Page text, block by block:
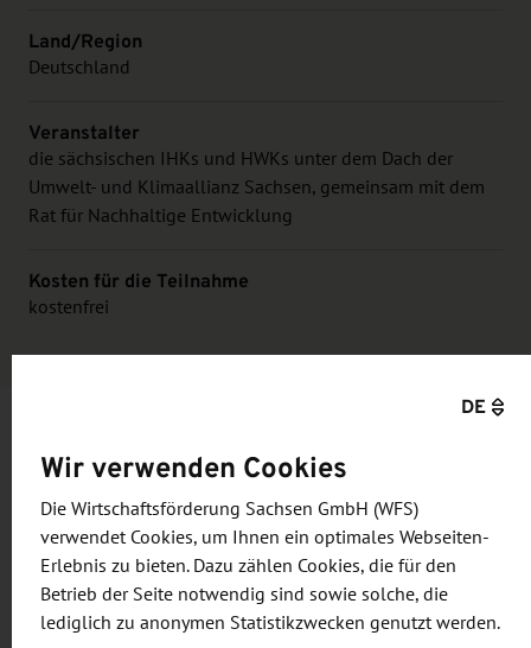
Land/Region
Deutschland
Veranstalter
die sächsischen IHKs und HWKs unter dem Dach der
Umwelt- und Klimaallianz Sachsen, gemeinsam mit dem
Rat für Nachhaltige Entwicklung
Kosten für die Teilnahme
kostenfrei
Informationen und Zielsetzung
Die Corporate Sustainability Reporting Directive
(CSRD) wird in Deutschland mit dem Gesetz zur
Umsetzung in nationales Recht übertragen. Die
Berichtspflicht setzt je nach Unternehmensgröße
DE
Wir verwenden Cookies
Die Wirtschaftsförderung Sachsen GmbH (WFS)
verwendet Cookies, um Ihnen ein optimales Webseiten-
Erlebnis zu bieten. Dazu zählen Cookies, die für den
Betrieb der Seite notwendig sind sowie solche, die
lediglich zu anonymen Statistikzwecken genutzt werden.